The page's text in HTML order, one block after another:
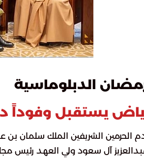
الدبلوماسية
يستقبل وفوداً
الحرمين الشريفين الملك سلمان
آل سعود ولي العهد رئيس